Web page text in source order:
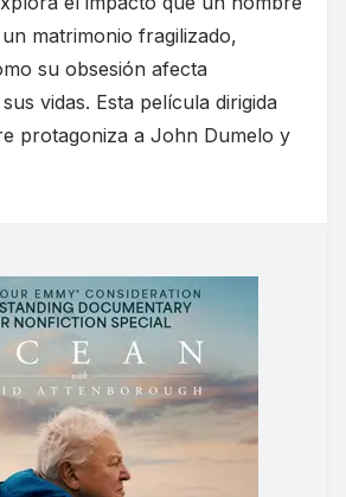
matrimonio fragilizado,
su obsesión afecta
vidas. Esta película dirigida
protagoniza a John Dumelo y